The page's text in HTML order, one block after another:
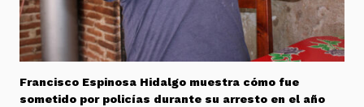
Francisco Espinosa Hidalgo muestra cómo fue
sometido por policías durante su arresto en el año